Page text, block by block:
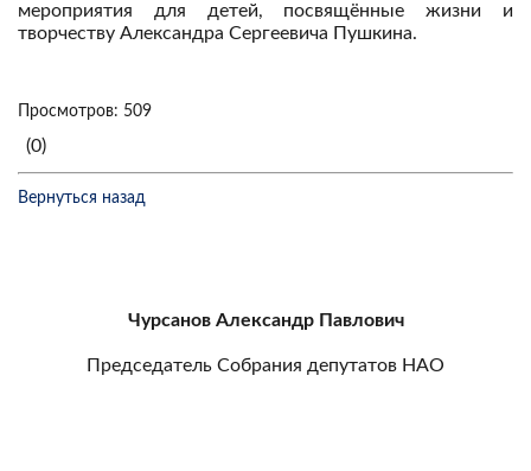
мероприятия для детей, посвящённые жизни и
творчеству Александра Сергеевича Пушкина.
Просмотров: 509
(0)
Вернуться назад
Чурсанов Александр Павлович
Председатель Собрания депутатов НАО